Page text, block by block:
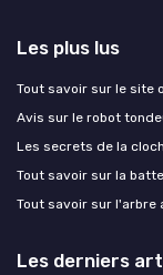
Les plus lus
Tout savoir sur le site
Avis sur le robot
Les secrets de la
Tout savoir sur la
Tout savoir sur l'arbre
Les derniers